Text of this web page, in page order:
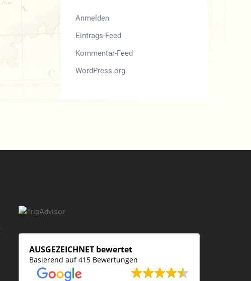
Anmelden
Eintrags-Feed
Kommentar-Feed
WordPress.org
AUSGEZEICHNET bewertet
Basierend auf 415 Bewertungen